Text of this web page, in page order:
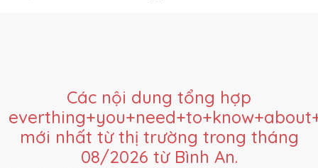
Các nội dung tổng hợp
mới nhất từ thị trường trong tháng
08/2026 từ Bình An.